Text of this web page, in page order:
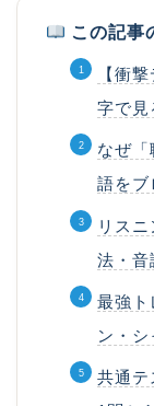
この記事
【衝
字で見
なぜ
語をブ
リス
法・音
最強ト
ン・
共通